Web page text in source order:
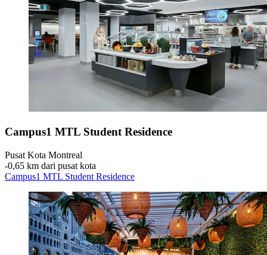
Campus1 MTL Student Residence
Pusat Kota Montreal
‐0,65 km dari pusat kota
Campus1 MTL Student Residence